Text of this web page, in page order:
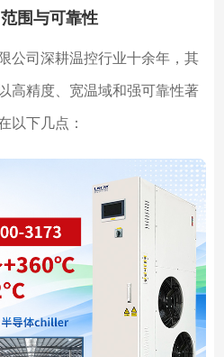
围与可靠性
公司深耕温控行业十余年，其
高精度、宽温域和强可靠性著
以下几点：